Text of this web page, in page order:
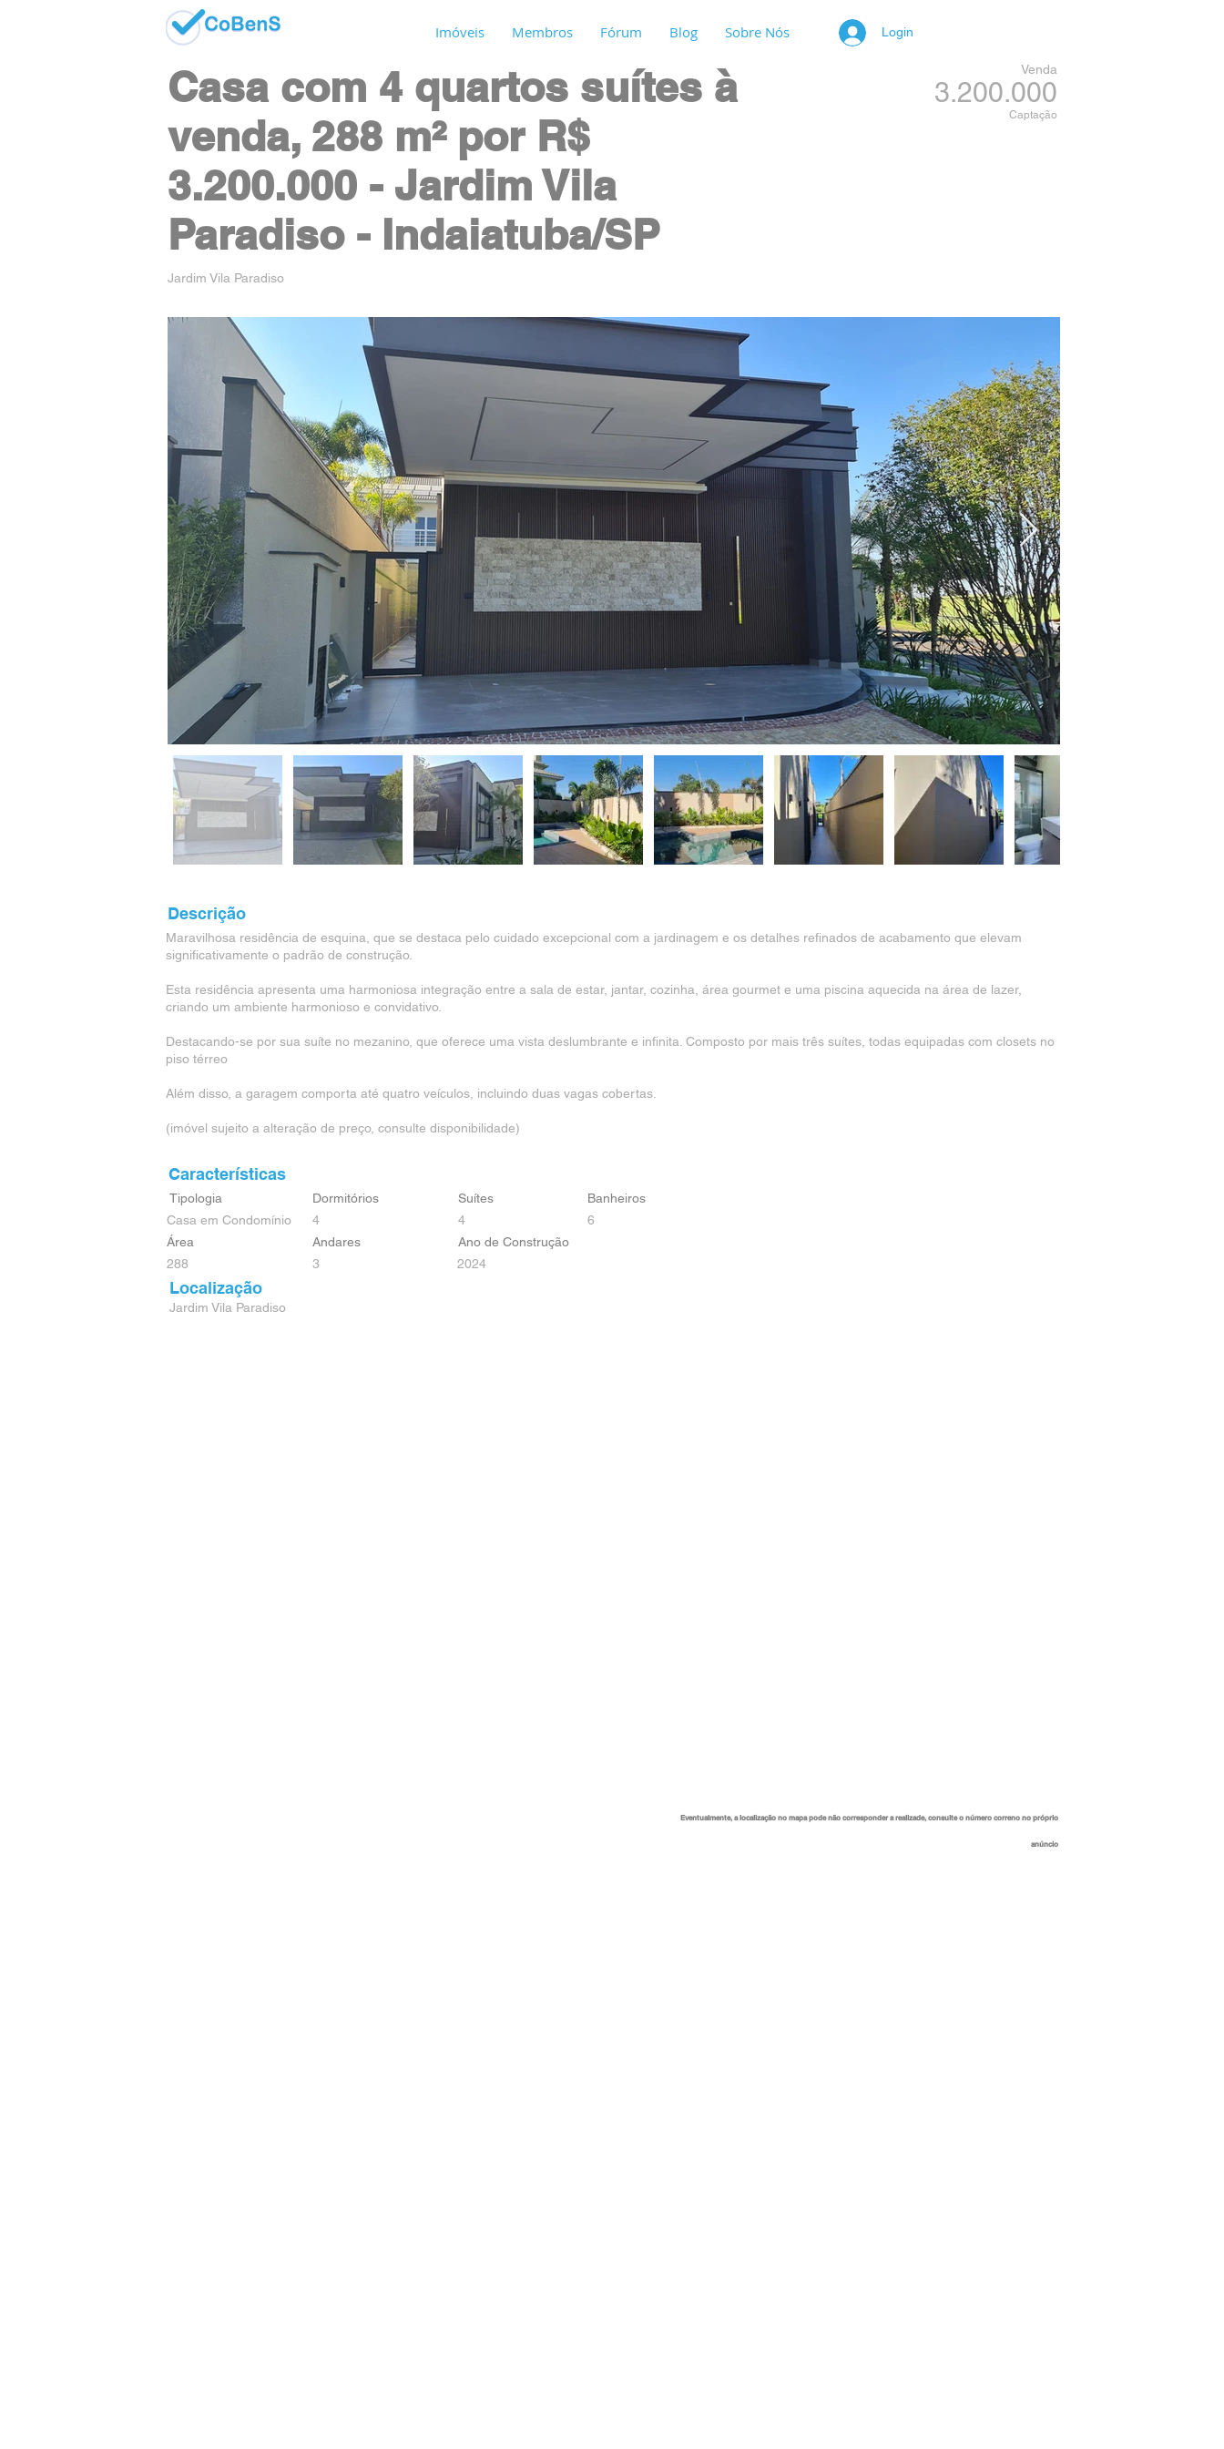
Imóveis Membros Fórum Blog Sobre Nós Login
Casa com 4 quartos suítes à
venda, 288 m² por R$
3.200.000 - Jardim Vila
Paradiso - Indaiatuba/SP
Jardim Vila Paradiso
Venda
3.200.000
Captação
Descrição
Maravilhosa residência de esquina, que se destaca pelo cuidado excepcional com a jardinagem e os detalhes refinados de acabamento que elevam
significativamente o padrão de construção.
Esta residência apresenta uma harmoniosa integração entre a sala de estar, jantar, cozinha, área gourmet e uma piscina aquecida na área de lazer,
criando um ambiente harmonioso e convidativo.
Destacando-se por sua suíte no mezanino, que oferece uma vista deslumbrante e infinita. Composto por mais três suítes, todas equipadas com closets no
piso térreo
Além disso, a garagem comporta até quatro veículos, incluindo duas vagas cobertas.
(imóvel sujeito a alteração de preço, consulte disponibilidade)
Características
Dormitórios
Tipologia Suítes
Banheiros
Casa em Condomínio
4 4
6
Área
Andares
Ano de Construção
288
2024
3
Localização
Jardim Vila Paradiso
Eventualmente, a localização no mapa pode não corresponder a realizade, consulte o número correno no próprio
anúncio